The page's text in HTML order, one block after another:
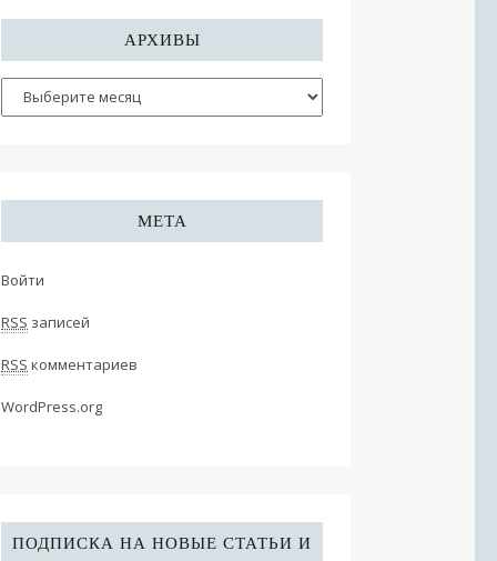
АРХИВЫ
МЕТА
Войти
RSS записей
RSS комментариев
WordPress.org
ПОДПИСКА НА НОВЫЕ СТАТЬИ И